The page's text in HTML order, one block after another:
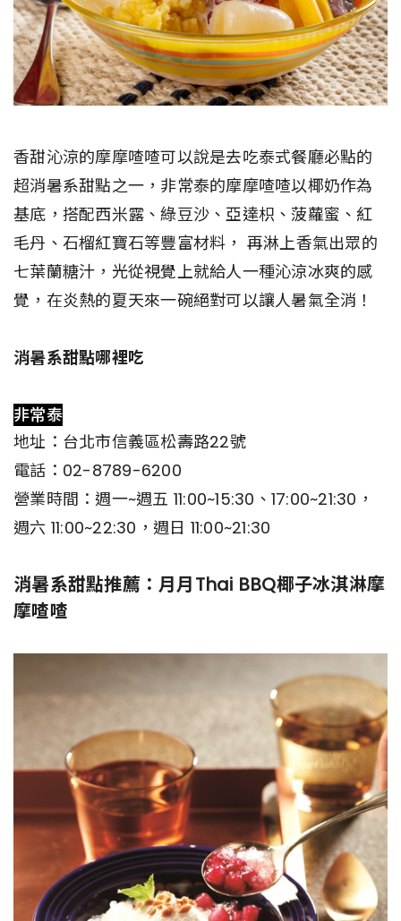
香甜沁涼的摩摩喳喳可以說是去吃泰式餐廳必點的
超消暑系甜點之一，非常泰的摩摩喳喳以椰奶作為
基底，搭配西米露、綠豆沙、亞達枳、菠蘿蜜、紅
毛丹、石榴紅寶石等豐富材料， 再淋上香氣出眾的
七葉蘭糖汁，光從視覺上就給人一種沁涼冰爽的感
覺，在炎熱的夏天來一碗絕對可以讓人暑氣全消！
消暑系甜點哪裡吃
非常泰
地址：台北市信義區松壽路22號
電話：02-8789-6200
營業時間：週一~週五 11:00~15:30、17:00~21:30，
週六 11:00~22:30，週日 11:00~21:30
消暑系甜點推薦：月月Thai BBQ椰子冰淇淋摩
摩喳喳